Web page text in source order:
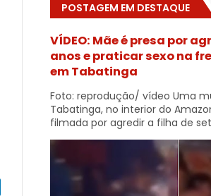
POSTAGEM EM DESTAQUE
VÍDEO: Mãe é presa por
anos e praticar sexo na
em Tabatinga
Foto: reprodução/ vídeo Uma
Tabatinga, no interior do
filmada por agredir a filha de